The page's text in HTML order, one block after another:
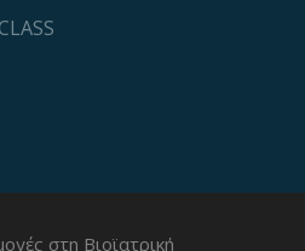
στη Βιοϊατρική